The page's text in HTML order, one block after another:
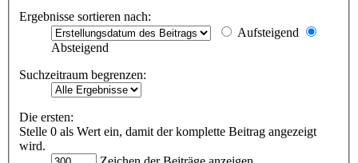
Ergebnisse sortieren nach:
Aufsteigend
Absteigend
Suchzeitraum begrenzen:
Die ersten:
Stelle 0 als Wert ein, damit der komplette Beitrag angezeigt
wird.